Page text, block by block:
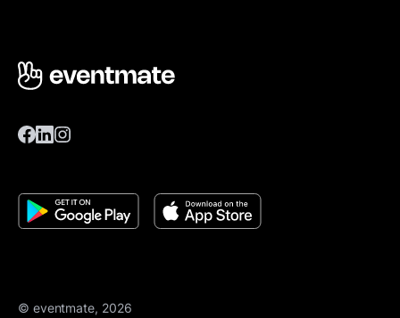
© eventmate, 2026